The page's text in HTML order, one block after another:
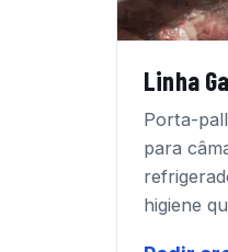
Linha
Porta-
para
higiene